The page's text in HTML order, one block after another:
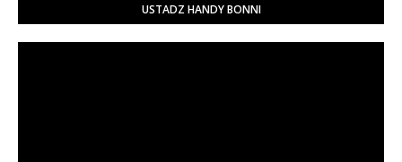
USTADZ HANDY BONNI